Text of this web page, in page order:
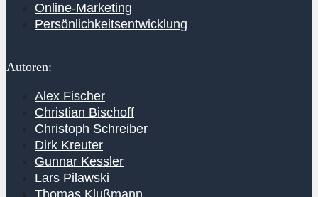
Online-Marketing
Persönlichkeitsentwicklung
Autoren:
Alex Fischer
Christian Bischoff
Christoph Schreiber
Dirk Kreuter
Gunnar Kessler
Lars Pilawski